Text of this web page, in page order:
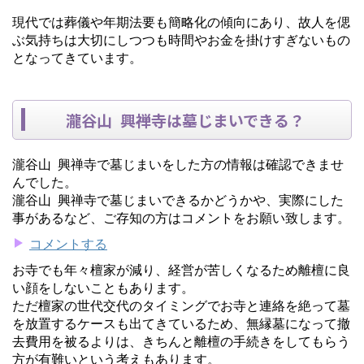
現代では葬儀や年期法要も簡略化の傾向にあり、故人を偲
ぶ気持ちは大切にしつつも時間やお金を掛けすぎないもの
となってきています。
瀧谷山 興禅寺は墓じまいできる？
瀧谷山 興禅寺で墓じまいをした方の情報は確認できませ
んでした。
瀧谷山 興禅寺で墓じまいできるかどうかや、実際にした
事があるなど、ご存知の方はコメントをお願い致します。
コメントする
お寺でも年々檀家が減り、経営が苦しくなるため離檀に良
い顔をしないこともあります。
ただ檀家の世代交代のタイミングでお寺と連絡を絶って墓
を放置するケースも出てきているため、無縁墓になって撤
去費用を被るよりは、きちんと離檀の手続きをしてもらう
方が有難いという考えもあります。